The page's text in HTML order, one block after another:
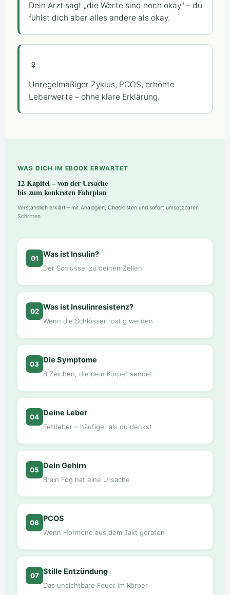
Dein Arzt sagt „die Werte sind noch okay" – du
fühlst dich aber alles andere als okay.
♀
Unregelmäßiger Zyklus, PCOS, erhöhte
Leberwerte – ohne klare Erklärung.
WAS DICH IM EBOOK ERWARTET
12 Kapitel – von der Ursache
bis zum konkreten Fahrplan
Verständlich erklärt – mit Analogien, Checklisten und sofort umsetzbaren
Schritten.
01 Was ist Insulin?
Der Schlüssel zu deinen Zellen
02 Was ist Insulinresistenz?
Wenn die Schlösser rostig werden
03 Die Symptome
8 Zeichen, die dein Körper sendet
04 Deine Leber
Fettleber – häufiger als du denkst
05 Dein Gehirn
Brain Fog hat eine Ursache
06 PCOS
Wenn Hormone aus dem Takt geraten
07 Stille Entzündung
Das unsichtbare Feuer im Körper